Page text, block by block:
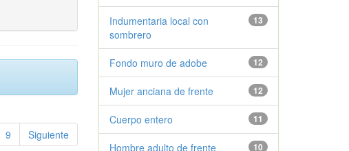
9 Siguiente
13
Indumentaria local con
sombrero
12
Fondo muro de adobe
12
Mujer anciana de frente
11
Cuerpo entero
10
Hombre adulto de frente